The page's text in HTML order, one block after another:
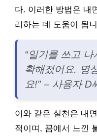
다. 이러한 방법은 내
리하는 데 도움이 됩
“일기를 쓰고
확해졌어요. 명
요!” – 사용자 D
이와 같은 실천은 내
적이며, 꿈에서 느낀